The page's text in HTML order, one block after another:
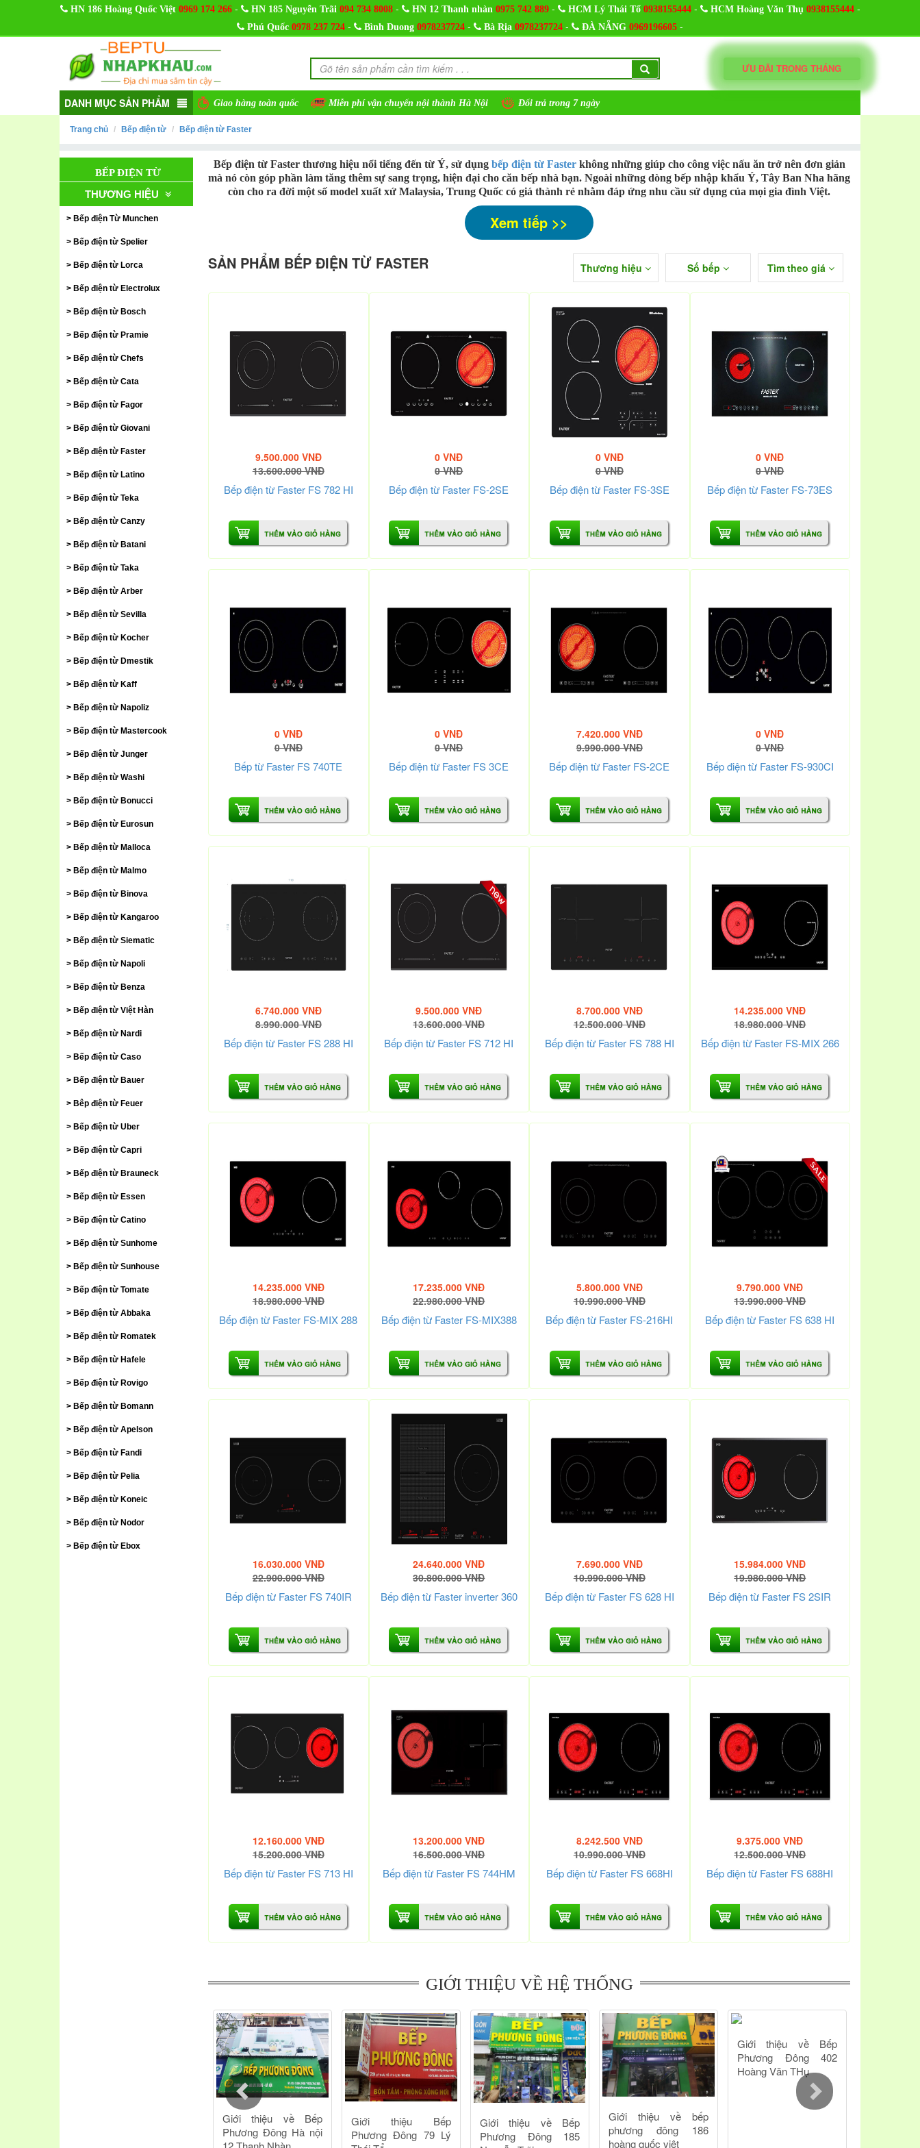
HN 186 Hoàng Quốc Việt 0969 174 266- HN 185 Nguyễn Trãi 094 734 8008- HN 12 Thanh nhàn 0975 742 889- HCM Lý Thái Tổ 0938155444- HCM Hoàng Văn Thụ 0938155444-
Phú Quốc 0978 237 724 - Bình Duong 0978237724 - Bà Rịa 0978237724 - ĐÀ NẴNG 0969196605 -
ƯU ĐÃI TRONG THÁNG
DANH MỤC SẢN PHẨM Giao hàng toàn quốc Miễn phí vận chuyển nội thành Hà Nội Đổi trả trong 7 ngày
Trang chủ Bếp điện từ Bếp điện từ Faster
BẾP ĐIỆN TỪ
THƯƠNG HIỆU
Bếp điện Từ Munchen
Bếp điện từ Spelier
Bếp điện từ Lorca
Bếp điện từ Electrolux
Bếp điện từ Bosch
Bếp điện từ Pramie
Bếp điện từ Chefs
Bếp điện từ Cata
Bếp điện từ Fagor
Bếp điện từ Giovani
Bếp điện từ Faster
Bếp điện từ Latino
Bếp điện từ Teka
Bếp điện từ Canzy
Bếp điện từ Batani
Bếp điện từ Taka
Bếp điện từ Arber
Bếp điện từ Sevilla
Bếp điện từ Kocher
Bếp điện từ Dmestik
Bếp điện từ Kaff
Bếp điện từ Napoliz
Bếp điện từ Mastercook
Bếp điện từ Junger
Bếp điện từ Washi
Bếp điện từ Bonucci
Bếp điện từ Eurosun
Bếp điện từ Malloca
Bếp điện từ Malmo
Bếp điện từ Binova
Bếp điện từ Kangaroo
Bếp điện từ Siematic
Bếp điện từ Napoli
Bếp điện từ Benza
Bếp điện từ Việt Hàn
Bếp điện từ Nardi
Bếp điện từ Caso
Bếp điện từ Bauer
Bêp điện từ Feuer
Bếp điện từ Uber
Bếp điện từ Capri
Bếp điện từ Brauneck
Bếp điện từ Essen
Bếp điện từ Catino
Bếp điện từ Sunhome
Bếp điện từ Sunhouse
Bếp điện từ Tomate
Bếp điện từ Abbaka
Bếp điện từ Romatek
Bếp điện từ Hafele
Bếp điện từ Rovigo
Bếp điện từ Bomann
Bếp điện từ Apelson
Bếp điện từ Fandi
Bếp điện từ Pelia
Bếp điện từ Koneic
Bếp điện từ Nodor
Bếp điện từ Ebox
Bếp điện từ Faster thương hiệu nổi tiếng đến từ Ý, sử dụng bếp điện từ Fasterkhông những giúp cho công việc nấu ăn trở nên đơn giản
mà nó còn góp phần làm tăng thêm sự sang trọng, hiện đại cho căn bếp nhà bạn. Ngoài những dòng bếp nhập khẩu Ý, Tây Ban Nha hãng
còn cho ra đời một số model xuất xứ Malaysia, Trung Quốc có giá thành rẻ nhằm đáp ứng nhu cầu sử dụng của mọi gia đình Việt.
Xem tiếp >>
SẢN PHẨM BẾP ĐIỆN TỪ FASTER Tìm theo giá
Số bếp
Thương hiệu
9.500.000 VNĐ
13.600.000 VNĐ
Bếp điện từ Faster FS 782 HI
0 VNĐ
0 VNĐ
Bếp điện từ Faster FS-2SE
0 VNĐ
0 VNĐ
Bếp điện từ Faster FS-3SE
0 VNĐ
0 VNĐ
Bếp điện từ Faster FS-73ES
0 VNĐ
0 VNĐ
Bếp từ Faster FS 740TE
0 VNĐ
0 VNĐ
Bếp điện từ Faster FS 3CE
7.420.000 VNĐ
9.990.000 VNĐ
Bếp điện từ Faster FS-2CE
0 VNĐ
0 VNĐ
Bếp điện từ Faster FS-930CI
6.740.000 VNĐ
8.990.000 VNĐ
Bếp điện từ Faster FS 288 HI
9.500.000 VNĐ
13.600.000 VNĐ
Bếp điện từ Faster FS 712 HI
8.700.000 VNĐ
12.500.000 VNĐ
Bếp điện từ Faster FS 788 HI
14.235.000 VNĐ
18.980.000 VNĐ
Bếp điện từ Faster FS-MIX 266
14.235.000 VNĐ
18.980.000 VNĐ
Bếp điện từ Faster FS-MIX 288
17.235.000 VNĐ
22.980.000 VNĐ
Bếp điện từ Faster FS-MIX388
5.800.000 VNĐ
10.990.000 VNĐ
Bếp điện từ Faster FS-216HI
9.790.000 VNĐ
13.990.000 VNĐ
Bếp điện từ Faster FS 638 HI
16.030.000 VNĐ
22.900.000 VNĐ
Bếp điện từ Faster FS 740IR
24.640.000 VNĐ
30.800.000 VNĐ
Bếp điện từ Faster inverter 360
7.690.000 VNĐ
10.990.000 VNĐ
Bếp điện từ Faster FS 628 HI
15.984.000 VNĐ
19.980.000 VNĐ
Bếp điện từ Faster FS 2SIR
12.160.000 VNĐ
15.200.000 VNĐ
Bếp điện từ Faster FS 713 HI
13.200.000 VNĐ
16.500.000 VNĐ
Bếp điện từ Faster FS 744HM
8.242.500 VNĐ
10.990.000 VNĐ
Bếp điện từ Faster FS 668HI
9.375.000 VNĐ
12.500.000 VNĐ
Bếp điện từ Faster FS 688HI